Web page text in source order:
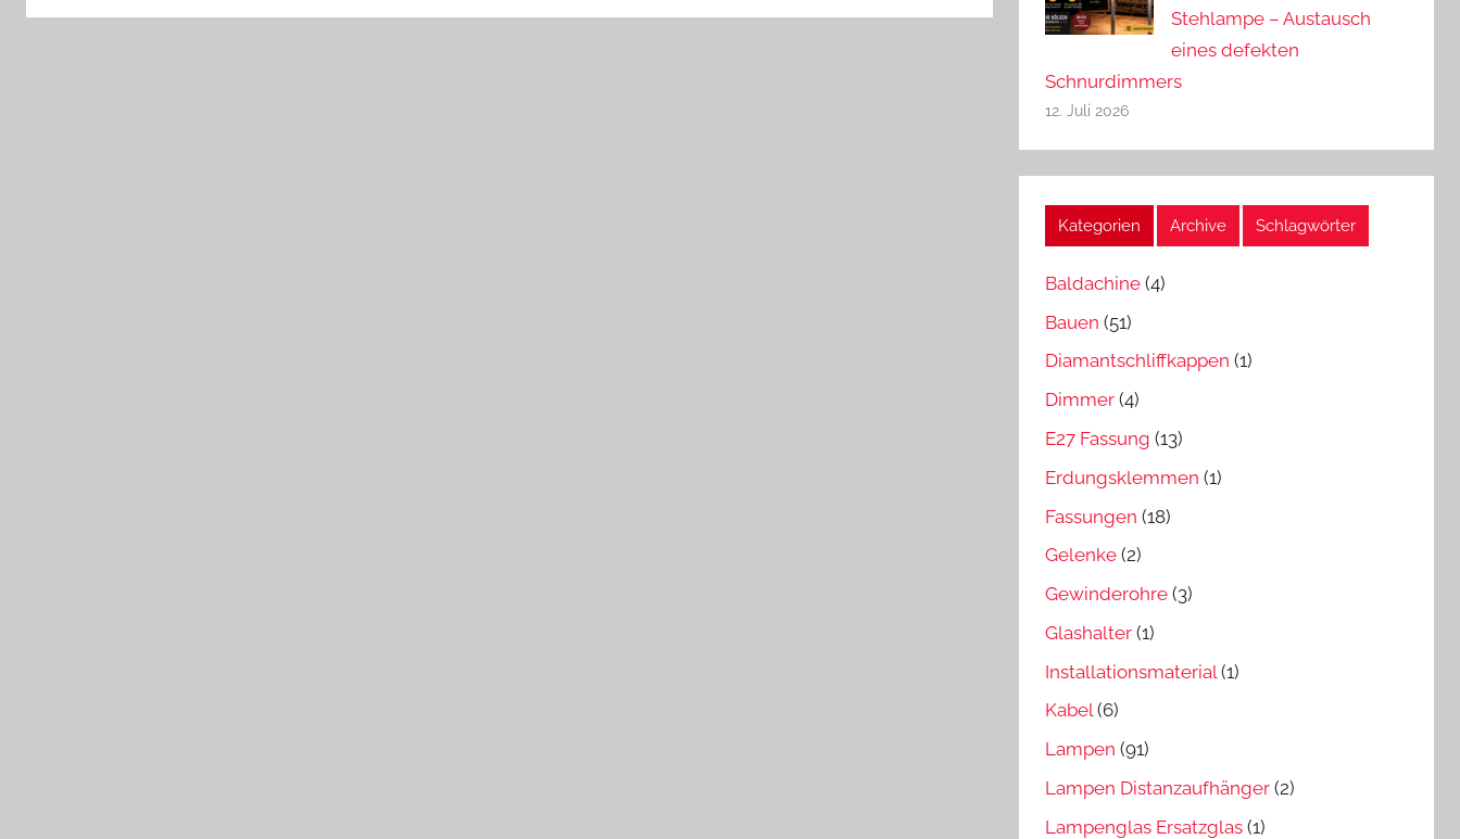
Stehlampe – Austausch
eines defekten
Schnurdimmers
12. Juli 2026
Kategorien Archive Schlagwörter
Baldachine (4)
Bauen (51)
Diamantschliffkappen (1)
Dimmer (4)
E27 Fassung (13)
Erdungsklemmen (1)
Fassungen (18)
Gelenke (2)
Gewinderohre (3)
Glashalter (1)
Installationsmaterial (1)
Kabel(6)
Lampen (91)
Lampen Distanzaufhänger (2)
Lampenglas Ersatzglas (1)